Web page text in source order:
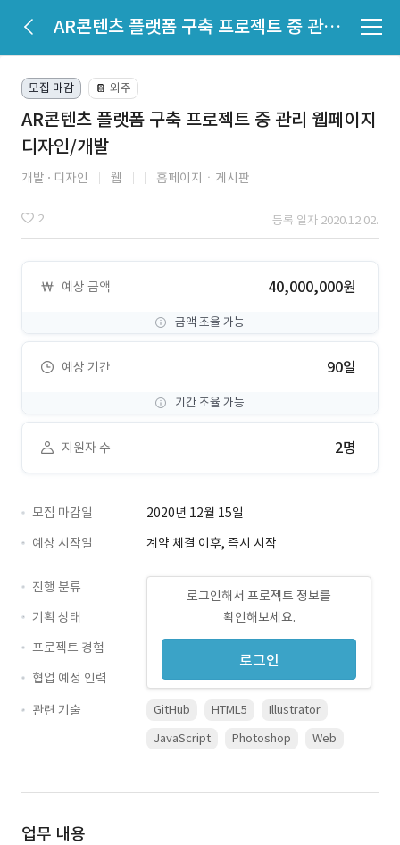
AR콘텐츠 플랫폼 구축 프로젝트 중 관리 웹페이지 디자인/개발
모집 마감 📔 외주
AR콘텐츠 플랫폼 구축 프로젝트 중 관리 웹페이지
디자인/개발
개발 디자인 웹 홈페이지ㆍ게시판
2 등록 일자 2020.12.02.
예상 금액 40,000,000원
금액 조율 가능
예상 기간 90일
기간 조율 가능
지원자 수 2명
모집 마감일
2020년 12월 15일
예상 시작일
계약 체결 이후, 즉시 시작
로그인해서 프로젝트 정보를
확인해보세요.
로그인
진행 분류
기획 상태
프로젝트 경험
협업 예정 인력
관련 기술
GitHub HTML5
Illustrator
JavaScript
Photoshop Web
업무 내용